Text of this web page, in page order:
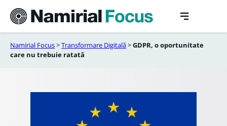
conținut
Namirial Focus>Transformare Digitală>GDPR, o oportunitate
care nu trebuie ratată